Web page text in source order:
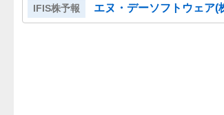
IFIS株予報 エヌ・デーソフトウェア(